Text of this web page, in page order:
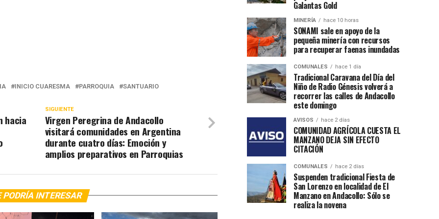
INICIO CUARESMA PARROQUIA SANTUARIO
SIGUIENTE
Virgen Peregrina de Andacollo
visitará comunidades en Argentina
durante cuatro días: Emoción y
amplios preparativos en Parroquias
hacia
PODRÍA INTERESAR
Galantas Gold
MINERÍA hace 10 horas
SONAMI sale en apoyo de la
pequeña minería con recursos
para recuperar faenas inundadas
COMUNALES hace 1 día
Tradicional Caravana del Día del
Niño de Radio Génesis volverá a
recorrer las calles de Andacollo
este domingo
AVISOS hace 2 días
COMUNIDAD AGRÍCOLA CUESTA EL
MANZANO DEJA SIN EFECTO
CITACIÓN
COMUNALES hace 2 días
Suspenden tradicional Fiesta de
San Lorenzo en localidad de El
Manzano en Andacollo: Sólo se
realiza la novena